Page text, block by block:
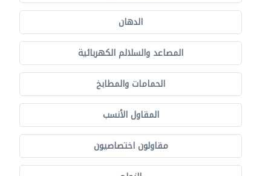
الدهان
المصاعد والسلالم الكهربائية
الحمامات والمطابخ
المقاول الأنسب
مقاولون اختصاصيون